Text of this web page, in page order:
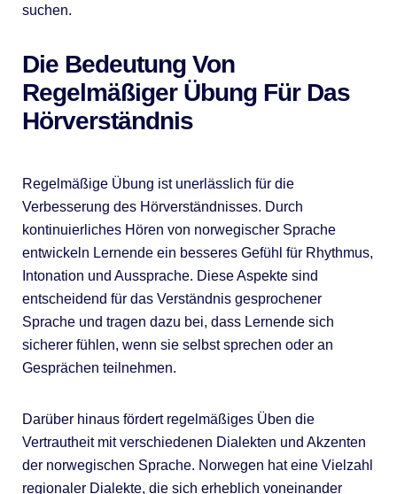
suchen.
Die Bedeutung Von
Regelmäßiger Übung Für Das
Hörverständnis
Regelmäßige Übung ist unerlässlich für die
Verbesserung des Hörverständnisses. Durch
kontinuierliches Hören von norwegischer Sprache
entwickeln Lernende ein besseres Gefühl für Rhythmus,
Intonation und Aussprache. Diese Aspekte sind
entscheidend für das Verständnis gesprochener
Sprache und tragen dazu bei, dass Lernende sich
sicherer fühlen, wenn sie selbst sprechen oder an
Gesprächen teilnehmen.
Darüber hinaus fördert regelmäßiges Üben die
Vertrautheit mit verschiedenen Dialekten und Akzenten
der norwegischen Sprache. Norwegen hat eine Vielzahl
regionaler Dialekte, die sich erheblich voneinander